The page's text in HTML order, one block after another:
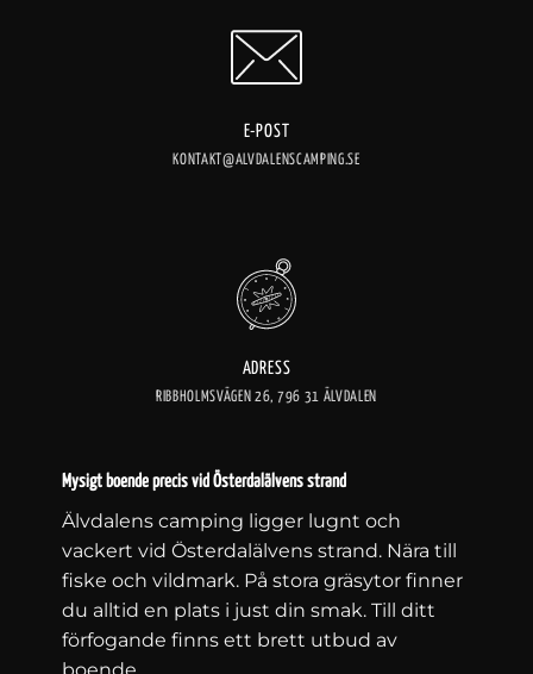
E-POST
KONTAKT@ALVDALENSCAMPING.SE
ADRESS
RIBBHOLMSVÄGEN 26, 796 31 ÄLVDALEN
Mysigt boende precis vid Österdalälvens strand
Älvdalens camping ligger lugnt och
vackert vid Österdalälvens strand. Nära till
fiske och vildmark. På stora gräsytor finner
du alltid en plats i just din smak. Till ditt
förfogande finns ett brett utbud av